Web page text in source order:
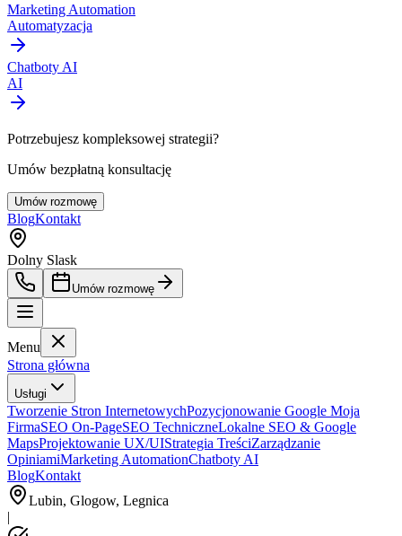
Marketing Automation
Automatyzacja
Chatboty AI
AI
Potrzebujesz kompleksowej strategii?
Umów bezpłatną konsultację
Umów rozmowę
BlogKontakt
Dolny Slask
Umów rozmowę
Menu
Strona główna
Usługi
Tworzenie Stron InternetowychPozycjonowanie Google Moja
FirmaSEO On-PageSEO TechniczneLokalne SEO & Google
MapsProjektowanie UX/UIStrategia TreściZarządzanie
OpiniamiMarketing AutomationChatboty AI
BlogKontakt
Lubin, Glogow, Legnica
|